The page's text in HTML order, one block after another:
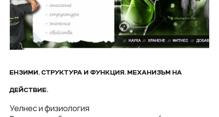
ЕНЗИМИ. СТРУКТУРА И ФУНКЦИЯ. МЕХАНИЗЪМ НА
ДЕЙСТВИЕ.
Уелнес и физиология